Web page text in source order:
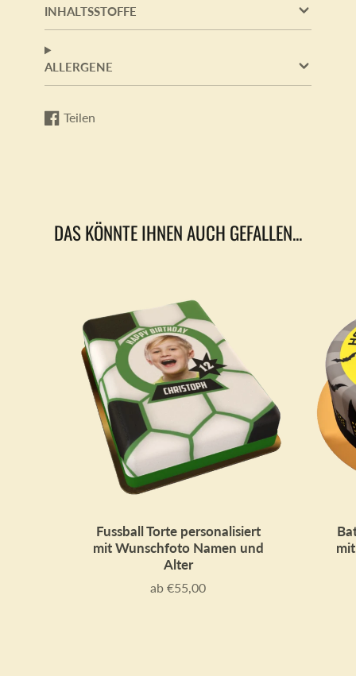
INHALTSSTOFFE
ALLERGENE
Teilen
Auf
Wird
DAS KÖNNTE IHNEN AUCH GEFALLEN...
Fussball Torte personalisiert
mit Wunschfoto Namen und
Alter
Preis
ab €55,00